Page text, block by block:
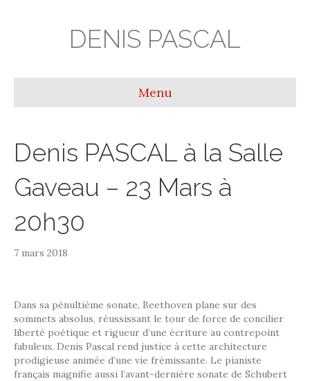
DENIS PASCAL
Menu
Denis PASCAL à la Salle
Gaveau – 23 Mars à
20h30
7 mars 2018
Dans sa pénultième sonate, Beethoven plane sur des
sommets absolus, réussissant le tour de force de concilier
liberté poétique et rigueur d’une écriture au contrepoint
fabuleux. Denis Pascal rend justice à cette architecture
prodigieuse animée d’une vie frémissante. Le pianiste
français magnifie aussi l’avant-dernière sonate de Schubert